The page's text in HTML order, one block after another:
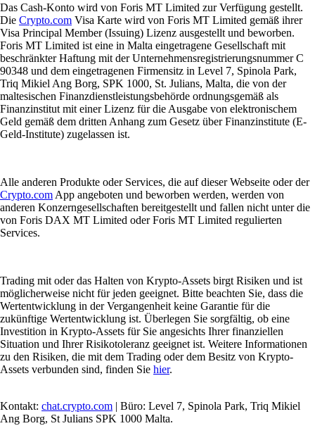
Das Cash-Konto wird von Foris MT Limited zur Verfügung gestellt.
Die Crypto.com Visa Karte wird von Foris MT Limited gemäß ihrer
Visa Principal Member (Issuing) Lizenz ausgestellt und beworben.
Foris MT Limited ist eine in Malta eingetragene Gesellschaft mit
beschränkter Haftung mit der Unternehmensregistrierungsnummer C
90348 und dem eingetragenen Firmensitz in Level 7, Spinola Park,
Triq Mikiel Ang Borg, SPK 1000, St. Julians, Malta, die von der
maltesischen Finanzdienstleistungsbehörde ordnungsgemäß als
Finanzinstitut mit einer Lizenz für die Ausgabe von elektronischem
Geld gemäß dem dritten Anhang zum Gesetz über Finanzinstitute (E-
Geld-Institute) zugelassen ist.
Alle anderen Produkte oder Services, die auf dieser Webseite oder der
Crypto.com App angeboten und beworben werden, werden von
anderen Konzerngesellschaften bereitgestellt und fallen nicht unter die
von Foris DAX MT Limited oder Foris MT Limited regulierten
Services.
Trading mit oder das Halten von Krypto-Assets birgt Risiken und ist
möglicherweise nicht für jeden geeignet. Bitte beachten Sie, dass die
Wertentwicklung in der Vergangenheit keine Garantie für die
zukünftige Wertentwicklung ist. Überlegen Sie sorgfältig, ob eine
Investition in Krypto-Assets für Sie angesichts Ihrer finanziellen
Situation und Ihrer Risikotoleranz geeignet ist. Weitere Informationen
zu den Risiken, die mit dem Trading oder dem Besitz von Krypto-
Assets verbunden sind, finden Sie hier.
Kontakt: chat.crypto.com | Büro: Level 7, Spinola Park, Triq Mikiel
Ang Borg, St Julians SPK 1000 Malta.